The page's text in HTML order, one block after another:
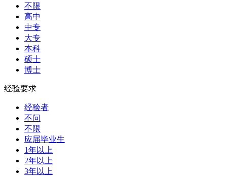
不限
高中
中专
大专
本科
硕士
博士
经验要求
经验者
不问
不限
应届毕业生
1年以上
2年以上
3年以上